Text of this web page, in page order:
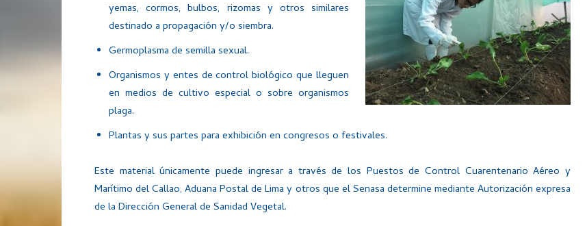
yemas, cormos, bulbos, rizomas y otros similares
destinado a propagación y/o siembra.
Germoplasma de semilla sexual.
Organismos y entes de control biológico que lleguen
en medios de cultivo especial o sobre organismos
plaga.
Plantas y sus partes para exhibición en congresos o festivales.
Este material únicamente puede ingresar a través de los Puestos de Control Cuarentenario Aéreo y
Marítimo del Callao, Aduana Postal de Lima y otros que el Senasa determine mediante Autorización expresa
de la Dirección General de Sanidad Vegetal.